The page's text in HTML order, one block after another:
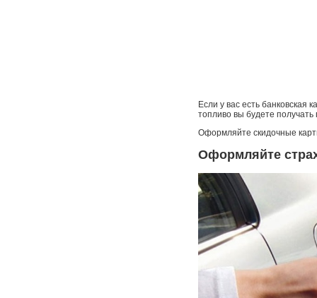
Если у вас есть банковская
топливо вы будете
Оформляйте скидочные
Оформляйте